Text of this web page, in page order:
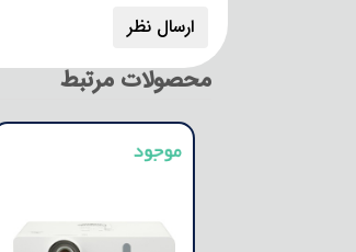
محصولات مرتبط